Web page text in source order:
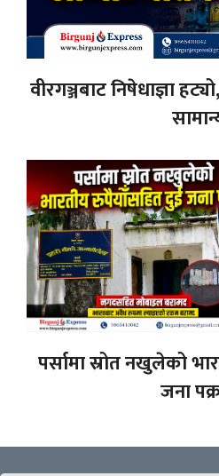
वीरगञ्जबाट निषेधाज्ञा
पर्सामा स्रोत नखुलेको
जना